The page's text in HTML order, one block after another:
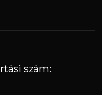
szám: